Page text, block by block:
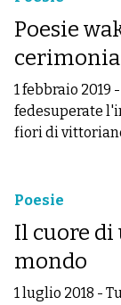
Poesie
cerimonia
1 febbraio 2019 -
fedesuperate
fiori di
Poesie
Il cuore di
mondo
1 luglio 2018 -